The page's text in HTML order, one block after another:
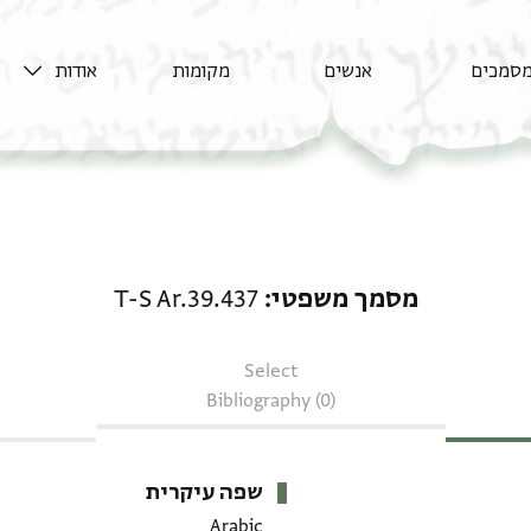
מסמכים אנשים מקומות אודות
מסמך משפטי T-S Ar.39.437
Select
Bibliography (0)
שפה עיקרית